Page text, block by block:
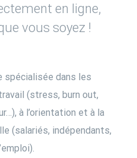
en ligne,
vous soyez !
spécialisée dans les
(stress, burn out,
à l’orientation et à la
(salariés, indépendants,